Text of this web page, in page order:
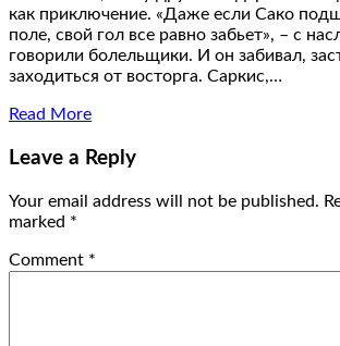
как приключение. «Даже если Сако
поле, свой гол все равно забьет», – с
говорили болельщики. И он забивал,
заходиться от восторга. Саркис,…
Read More
Leave a Reply
Your email address will not be published.
marked *
Comment *